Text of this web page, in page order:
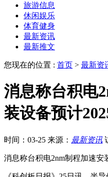
旅游信息
休闲娱乐
体育健身
最新资讯
最新推文
您现在的位置 : 首页 > 最新资
消息称台积电
装设备预计
时间：03-25 来源： 最新资讯
消息称台积电2nm制程加速安